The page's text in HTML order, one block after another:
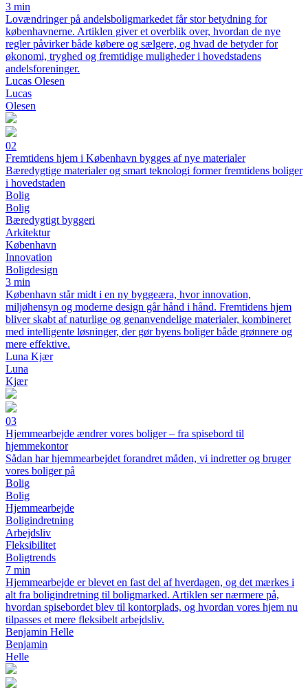
3 min
Lovændringer på andelsboligmarkedet får stor betydning for
københavnerne. Artiklen giver et overblik over, hvordan de nye
regler påvirker både købere og sælgere, og hvad de betyder for
økonomi, tryghed og fremtidige muligheder i hovedstadens
andelsforeninger.
Lucas Olesen
Lucas
Olesen
02
Fremtidens hjem i København bygges af nye materialer
Bæredygtige materialer og smart teknologi former fremtidens boliger
i hovedstaden
Bolig
Bolig
Bæredygtigt byggeri
Arkitektur
København
Innovation
Boligdesign
3 min
København står midt i en ny byggeæra, hvor innovation,
miljøhensyn og moderne design går hånd i hånd. Fremtidens hjem
bliver skabt af naturlige og genanvendelige materialer, kombineret
med intelligente løsninger, der gør byens boliger både grønnere og
mere effektive.
Luna Kjær
Luna
Kjær
03
Hjemmearbejde ændrer vores boliger – fra spisebord til
hjemmekontor
Sådan har hjemmearbejdet forandret måden, vi indretter og bruger
vores boliger på
Bolig
Bolig
Hjemmearbejde
Boligindretning
Arbejdsliv
Fleksibilitet
Boligtrends
7 min
Hjemmearbejde er blevet en fast del af hverdagen, og det mærkes i
alt fra boligindretning til boligmarked. Artiklen ser nærmere på,
hvordan spisebordet blev til kontorplads, og hvordan vores hjem nu
tilpasses et mere fleksibelt arbejdsliv.
Benjamin Helle
Benjamin
Helle